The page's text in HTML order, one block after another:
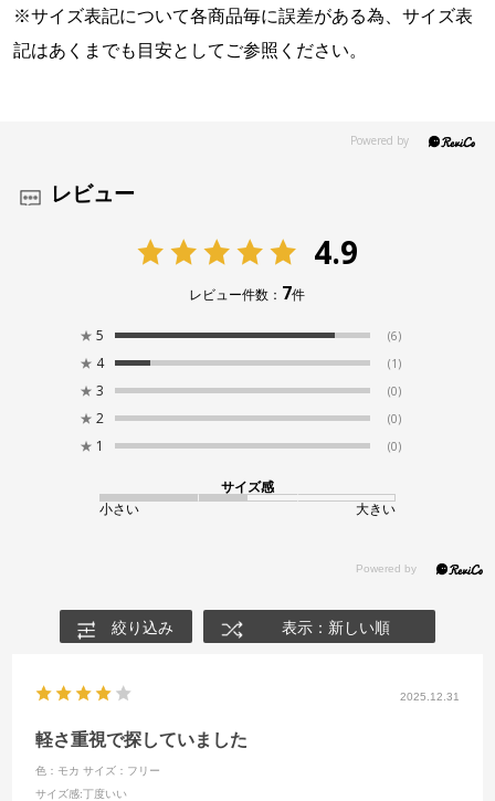
※サイズ表記について各商品毎に誤差がある為、サイズ表
記はあくまでも目安としてご参照ください。
レビュー
4.9
レビュー件数： 7件
★ 5 (6)
★ 4 (1)
★ 3 (0)
★ 2 (0)
★ 1 (0)
サイズ感
小さい
大きい
絞り込み 表示：新しい順
2025.12.31
軽さ重視で探していました
色：モカ サイズ：フリー
サイズ感:丁度いい